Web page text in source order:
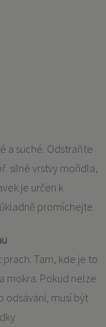
a suché. Odstraňte
silné vrstvy mořidla,
je určen k
promíchejte.
prach. Tam, kde je to
mokra. Pokud nelze
odsávání, musí být